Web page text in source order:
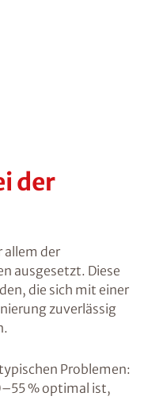
der
allem der
ausgesetzt. Diese
die sich mit einer
zuverlässig
Problemen:
% optimal ist,